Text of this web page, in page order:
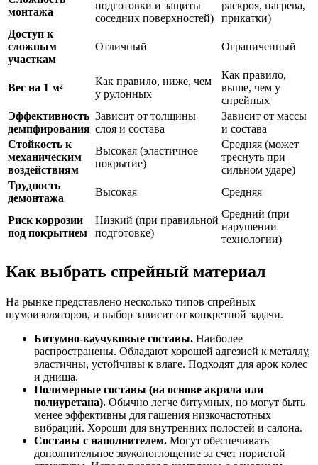
монтажа
подготовки и защиты
соседних поверхностей)
раскроя, нагрева,
прикатки)
Доступ к
сложным
участкам
Отличный Ограниченный
Вес на 1 м²
Как правило, ниже, чем
у рулонных
Как правило,
выше, чем у
спрейных
Эффективность
демпфирования
Зависит от толщины
слоя и состава
Зависит от массы
и состава
Стойкость к
механическим
воздействиям
Высокая (эластичное
покрытие)
Средняя (может
треснуть при
сильном ударе)
Трудность
демонтажа
Высокая Средняя
Риск коррозии
под покрытием
Низкий (при правильной
подготовке)
Средний (при
нарушении
технологии)
Как выбрать спрейный материал
На рынке представлено несколько типов спрейных
шумоизоляторов, и выбор зависит от конкретной задачи.
Битумно-каучуковые составы. Наиболее
распространены. Обладают хорошей адгезией к металлу,
эластичны, устойчивы к влаге. Подходят для арок колес
и днища.
Полимерные составы (на основе акрила или
полиуретана). Обычно легче битумных, но могут быть
менее эффективны для гашения низкочастотных
вибраций. Хороши для внутренних полостей и салона.
Составы с наполнителем. Могут обеспечивать
дополнительное звукопоглощение за счет пористой